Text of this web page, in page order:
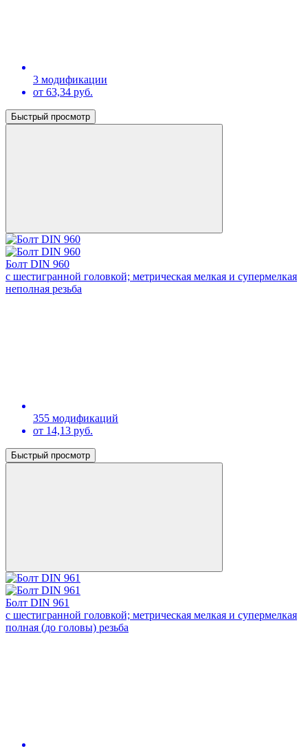
3 модификации
от 63,34 руб.
Быстрый просмотр
Болт DIN 960
с шестигранной головкой; метрическая мелкая и супермелкая
неполная резьба
355 модификаций
от 14,13 руб.
Быстрый просмотр
Болт DIN 961
с шестигранной головкой; метрическая мелкая и супермелкая
полная (до головы) резьба